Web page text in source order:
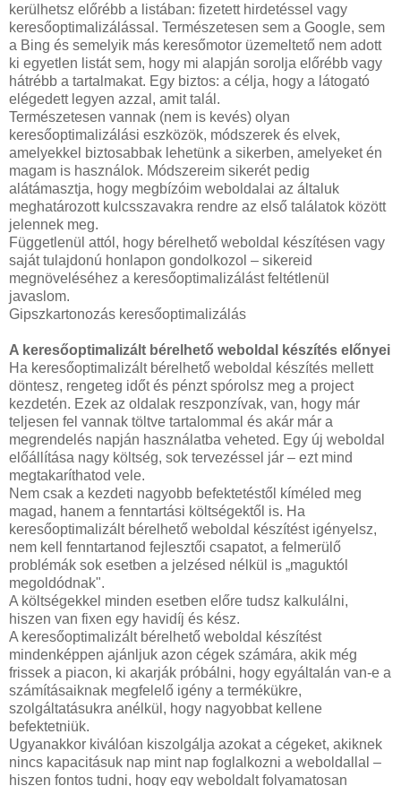
kerülhetsz előrébb a listában: fizetett hirdetéssel vagy
keresőoptimalizálással. Természetesen sem a Google, sem
a Bing és semelyik más keresőmotor üzemeltető nem adott
ki egyetlen listát sem, hogy mi alapján sorolja előrébb vagy
hátrébb a tartalmakat. Egy biztos: a célja, hogy a látogató
elégedett legyen azzal, amit talál.
Természetesen vannak (nem is kevés) olyan
keresőoptimalizálási eszközök, módszerek és elvek,
amelyekkel biztosabbak lehetünk a sikerben, amelyeket én
magam is használok. Módszereim sikerét pedig
alátámasztja, hogy megbízóim weboldalai az általuk
meghatározott kulcsszavakra rendre az első találatok között
jelennek meg.
Függetlenül attól, hogy bérelhető weboldal készítésen vagy
saját tulajdonú honlapon gondolkozol – sikereid
megnöveléséhez a keresőoptimalizálást feltétlenül
javaslom.
Gipszkartonozás keresőoptimalizálás
A keresőoptimalizált bérelhető weboldal készítés előnyei
Ha keresőoptimalizált bérelhető weboldal készítés mellett
döntesz, rengeteg időt és pénzt spórolsz meg a project
kezdetén. Ezek az oldalak reszponzívak, van, hogy már
teljesen fel vannak töltve tartalommal és akár már a
megrendelés napján használatba veheted. Egy új weboldal
előállítása nagy költség, sok tervezéssel jár – ezt mind
megtakaríthatod vele.
Nem csak a kezdeti nagyobb befektetéstől kíméled meg
magad, hanem a fenntartási költségektől is. Ha
keresőoptimalizált bérelhető weboldal készítést igényelsz,
nem kell fenntartanod fejlesztői csapatot, a felmerülő
problémák sok esetben a jelzésed nélkül is „maguktól
megoldódnak".
A költségekkel minden esetben előre tudsz kalkulálni,
hiszen van fixen egy havidíj és kész.
A keresőoptimalizált bérelhető weboldal készítést
mindenképpen ajánljuk azon cégek számára, akik még
frissek a piacon, ki akarják próbálni, hogy egyáltalán van-e a
számításaiknak megfelelő igény a termékükre,
szolgáltatásukra anélkül, hogy nagyobbat kellene
befektetniük.
Ugyanakkor kiválóan kiszolgálja azokat a cégeket, akiknek
nincs kapacitásuk nap mint nap foglalkozni a weboldallal –
hiszen fontos tudni, hogy egy weboldalt folyamatosan